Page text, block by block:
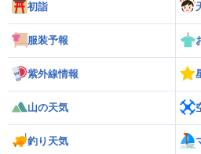
初詣
服装予報
紫外線情報
山の天気
釣り天気